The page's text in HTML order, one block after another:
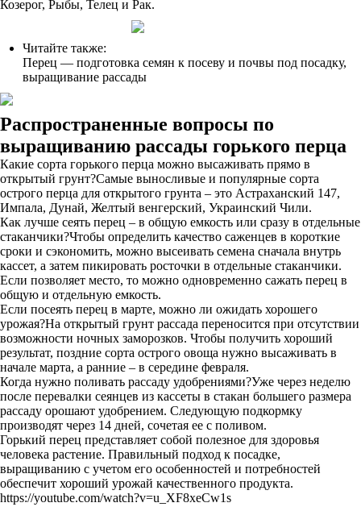
Козерог, Рыбы, Телец и Рак.
Читайте также:
Перец — подготовка семян к посеву и почвы под посадку,
выращивание рассады
Распространенные вопросы по
выращиванию рассады горького перца
Какие сорта горького перца можно высаживать прямо в
открытый грунт?Самые выносливые и популярные сорта
острого перца для открытого грунта – это Астраханский 147,
Импала, Дунай, Желтый венгерский, Украинский Чили.
Как лучше сеять перец – в общую емкость или сразу в отдельные
стаканчики?Чтобы определить качество саженцев в короткие
сроки и сэкономить, можно высеивать семена сначала внутрь
кассет, а затем пикировать росточки в отдельные стаканчики.
Если позволяет место, то можно одновременно сажать перец в
общую и отдельную емкость.
Если посеять перец в марте, можно ли ожидать хорошего
урожая?На открытый грунт рассада переносится при отсутствии
возможности ночных заморозков. Чтобы получить хороший
результат, поздние сорта острого овоща нужно высаживать в
начале марта, а ранние – в середине февраля.
Когда нужно поливать рассаду удобрениями?Уже через неделю
после перевалки сеянцев из кассеты в стакан большего размера
рассаду орошают удобрением. Следующую подкормку
производят через 14 дней, сочетая ее с поливом.
Горький перец представляет собой полезное для здоровья
человека растение. Правильный подход к посадке,
выращиванию с учетом его особенностей и потребностей
обеспечит хороший урожай качественного продукта.
https://youtube.com/watch?v=u_XF8xeCw1s